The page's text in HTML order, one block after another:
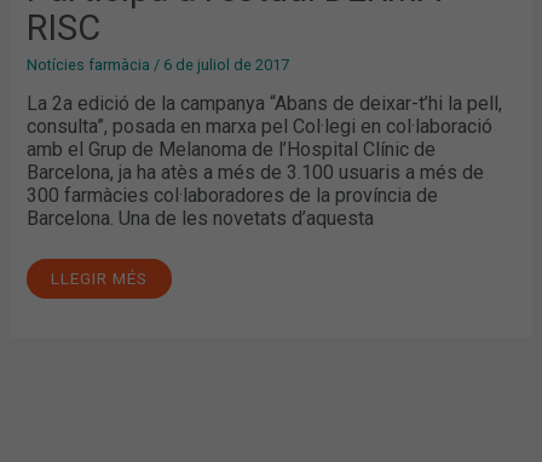
RISC
Notícies farmàcia / 6 de juliol de 2017
La 2a edició de la campanya “Abans de deixar-t’hi la pell,
consulta”, posada en marxa pel Col·legi en col·laboració
amb el Grup de Melanoma de l’Hospital Clínic de
Barcelona, ja ha atès a més de 3.100 usuaris a més de
300 farmàcies col·laboradores de la província de
Barcelona. Una de les novetats d’aquesta
DERMA-
RISC
LLEGIR MÉS